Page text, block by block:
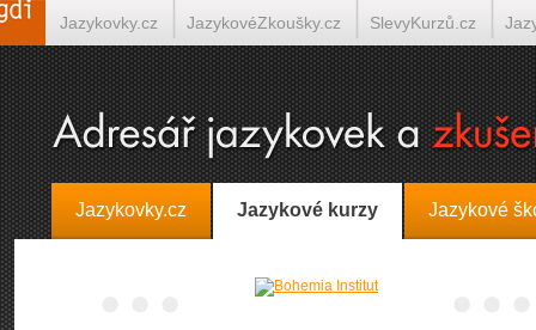
Jazykovky.cz Jazykové kurzy Jazykové
Jazykovky.cz JazykovéZkoušky.cz SlevyKurzů.cz
Španělština on-line Italština on-line Tlumočení-